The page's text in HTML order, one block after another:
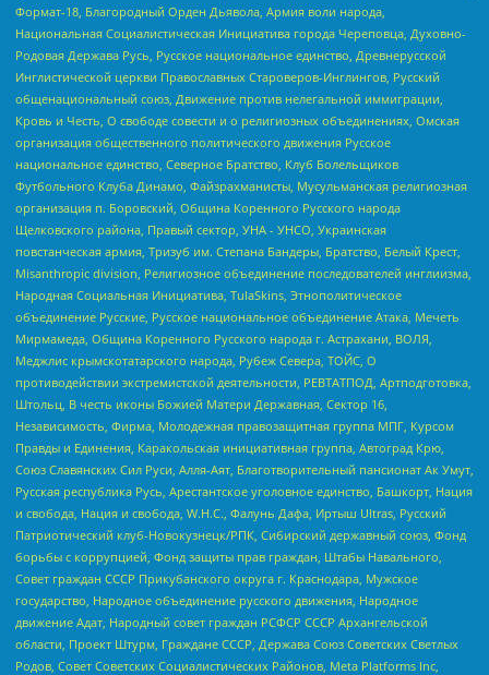
Формат-18, Благородный Орден Дьявола, Армия воли народа,
Национальная Социалистическая Инициатива города Череповца, Духовно-
Родовая Держава Русь, Русское национальное единство, Древнерусской
Инглистической церкви Православных Староверов-Инглингов, Русский
общенациональный союз, Движение против нелегальной иммиграции,
Кровь и Честь, О свободе совести и о религиозных объединениях, Омская
организация общественного политического движения Русское
национальное единство, Северное Братство, Клуб Болельщиков
Футбольного Клуба Динамо, Файзрахманисты, Мусульманская религиозная
организация п. Боровский, Община Коренного Русского народа
Щелковского района, Правый сектор, УНА - УНСО, Украинская
повстанческая армия, Тризуб им. Степана Бандеры, Братство, Белый Крест,
Misanthropic division, Религиозное объединение последователей инглиизма,
Народная Социальная Инициатива, TulaSkins, Этнополитическое
объединение Русские, Русское национальное объединение Атака, Мечеть
Мирмамеда, Община Коренного Русского народа г. Астрахани, ВОЛЯ,
Меджлис крымскотатарского народа, Рубеж Севера, ТОЙС, О
противодействии экстремистской деятельности, РЕВТАТПОД, Артподготовка,
Штольц, В честь иконы Божией Матери Державная, Сектор 16,
Независимость, Фирма, Молодежная правозащитная группа МПГ, Курсом
Правды и Единения, Каракольская инициативная группа, Автоград Крю,
Союз Славянских Сил Руси, Алля-Аят, Благотворительный пансионат Ак Умут,
Русская республика Русь, Арестантское уголовное единство, Башкорт, Нация
и свобода, Нация и свобода, W.H.С., Фалунь Дафа, Иртыш Ultras, Русский
Патриотический клуб-Новокузнецк/РПК, Сибирский державный союз, Фонд
борьбы с коррупцией, Фонд защиты прав граждан, Штабы Навального,
Совет граждан СССР Прикубанского округа г. Краснодара, Мужское
государство, Народное объединение русского движения, Народное
движение Адат, Народный совет граждан РСФСР СССР Архангельской
области, Проект Штурм, Граждане СССР, Держава Союз Советских Светлых
Родов, Совет Советских Социалистических Районов, Meta Platforms Inc,